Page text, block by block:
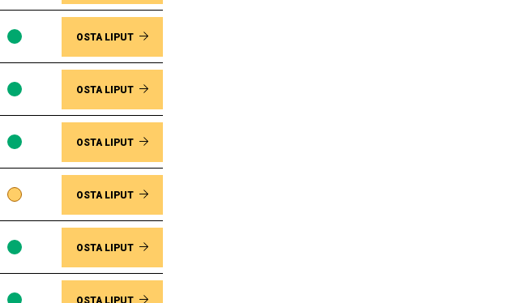
jäljellä
Lippujen
saatavuus
vapaana
OSTA LIPUT
Lippujen
saatavuus
vapaana
OSTA LIPUT
Lippujen
saatavuus
vapaana
OSTA LIPUT
Lippujen
saatavuus
jäljellä
OSTA LIPUT
Lippujen
saatavuus
vapaana
OSTA LIPUT
OSTA LIPUT